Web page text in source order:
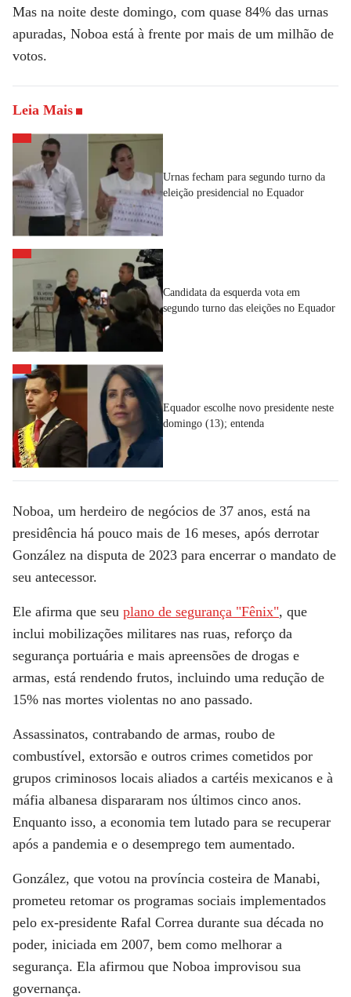
Mas na noite deste domingo, com quase 84% das urnas
apuradas, Noboa está à frente por mais de um milhão de
votos.
Leia Mais
Urnas fecham para segundo turno da
eleição presidencial no Equador
Candidata da esquerda vota em
segundo turno das eleições no Equador
Equador escolhe novo presidente neste
domingo (13); entenda
Noboa, um herdeiro de negócios de 37 anos, está na
presidência há pouco mais de 16 meses, após derrotar
González na disputa de 2023 para encerrar o mandato de
seu antecessor.
Ele afirma que seu plano de segurança "Fênix", que
inclui mobilizações militares nas ruas, reforço da
segurança portuária e mais apreensões de drogas e
armas, está rendendo frutos, incluindo uma redução de
15% nas mortes violentas no ano passado.
Assassinatos, contrabando de armas, roubo de
combustível, extorsão e outros crimes cometidos por
grupos criminosos locais aliados a cartéis mexicanos e à
máfia albanesa dispararam nos últimos cinco anos.
Enquanto isso, a economia tem lutado para se recuperar
após a pandemia e o desemprego tem aumentado.
González, que votou na província costeira de Manabi,
prometeu retomar os programas sociais implementados
pelo ex-presidente Rafal Correa durante sua década no
poder, iniciada em 2007, bem como melhorar a
segurança. Ela afirmou que Noboa improvisou sua
governança.